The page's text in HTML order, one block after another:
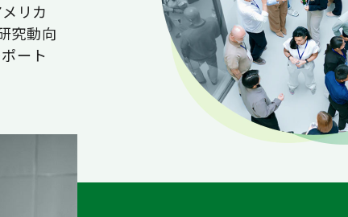
リカ
究動向
ート